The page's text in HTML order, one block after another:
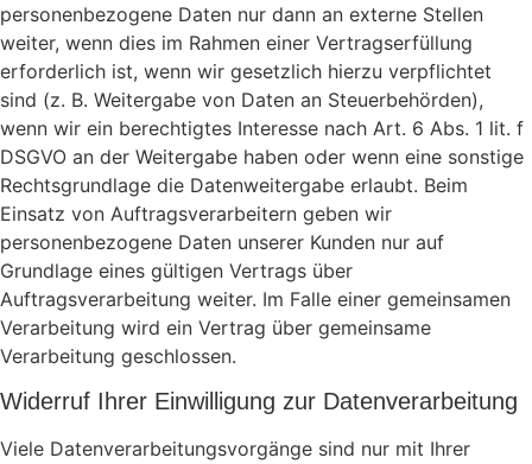
personenbezogene Daten nur dann an externe Stellen
weiter, wenn dies im Rahmen einer Vertragserfüllung
erforderlich ist, wenn wir gesetzlich hierzu verpflichtet
sind (z. B. Weitergabe von Daten an Steuerbehörden),
wenn wir ein berechtigtes Interesse nach Art. 6 Abs. 1 lit. f
DSGVO an der Weitergabe haben oder wenn eine sonstige
Rechtsgrundlage die Datenweitergabe erlaubt. Beim
Einsatz von Auftragsverarbeitern geben wir
personenbezogene Daten unserer Kunden nur auf
Grundlage eines gültigen Vertrags über
Auftragsverarbeitung weiter. Im Falle einer gemeinsamen
Verarbeitung wird ein Vertrag über gemeinsame
Verarbeitung geschlossen.
Widerruf Ihrer Einwilligung zur Datenverarbeitung
Viele Datenverarbeitungsvorgänge sind nur mit Ihrer